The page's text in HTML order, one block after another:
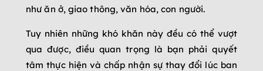
như ăn ở, giao thông, văn hóa, con người.
Tuy nhiên những khó khăn này đều có thể vượt
qua được, điều quan trọng là bạn phải quyết
tâm thực hiện và chấp nhận sự thay đổi lúc ban